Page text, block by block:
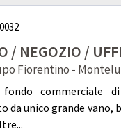
/ NEGOZIO /
Fiorentino -
commerciale
da unico grande vano,